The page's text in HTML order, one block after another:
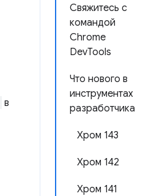
Свяжитесь с
командой
Chrome
DevTools
Что нового в
инструментах
разработчика
Хром 143
Хром 142
Хром 141
в